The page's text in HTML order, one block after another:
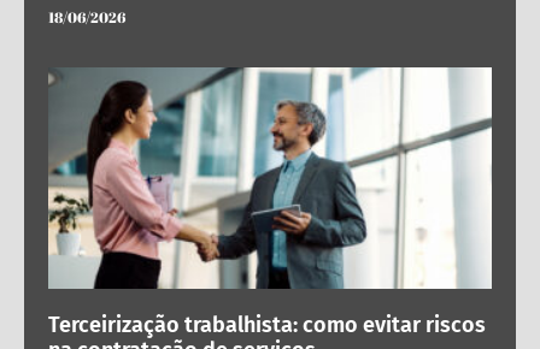
18/06/2026
Terceirização trabalhista: como evitar riscos